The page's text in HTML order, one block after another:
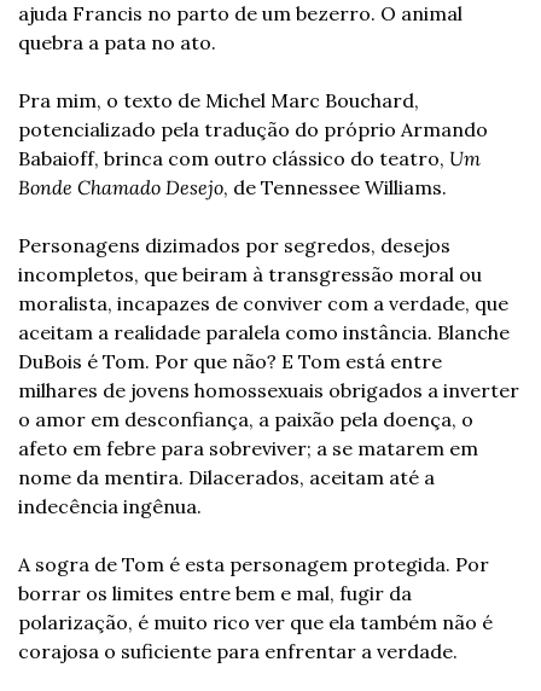
ajuda Francis no parto de um bezerro. O animal
quebra a pata no ato.
Pra mim, o texto de Michel Marc Bouchard,
potencializado pela tradução do próprio Armando
Babaioff, brinca com outro clássico do teatro, Um
Bonde Chamado Desejo, de Tennessee Williams.
Personagens dizimados por segredos, desejos
incompletos, que beiram à transgressão moral ou
moralista, incapazes de conviver com a verdade, que
aceitam a realidade paralela como instância. Blanche
DuBois é Tom. Por que não? E Tom está entre
milhares de jovens homossexuais obrigados a inverter
o amor em desconfiança, a paixão pela doença, o
afeto em febre para sobreviver; a se matarem em
nome da mentira. Dilacerados, aceitam até a
indecência ingênua.
A sogra de Tom é esta personagem protegida. Por
borrar os limites entre bem e mal, fugir da
polarização, é muito rico ver que ela também não é
corajosa o suficiente para enfrentar a verdade.